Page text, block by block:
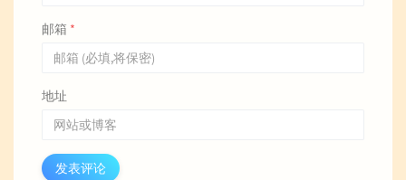
邮箱 *
地址
发表评论